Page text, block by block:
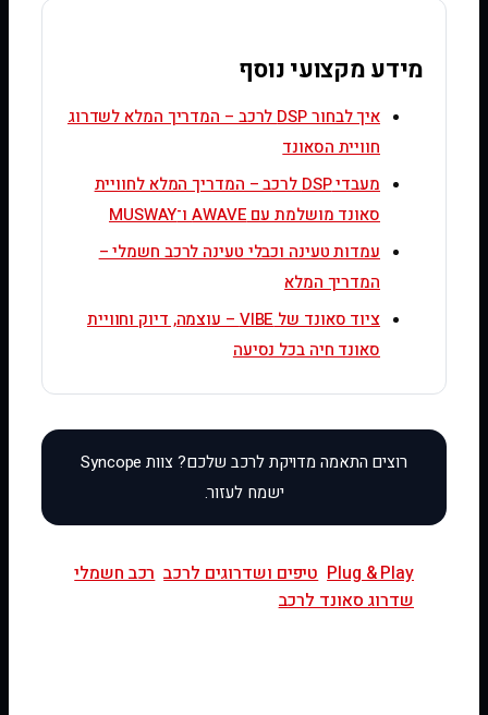
מידע מקצועי נוסף
איך לבחור DSP לרכב – המדריך המלא לשדרוג
חוויית הסאונד
מעבדי DSP לרכב – המדריך המלא לחוויית
סאונד מושלמת עם AWAVE ו־MUSWAY
עמדות טעינה וכבלי טעינה לרכב חשמלי –
המדריך המלא
ציוד סאונד של VIBE – עוצמה, דיוק וחוויית
סאונד חיה בכל נסיעה
Plug & Play טיפים ושדרוגים לרכב רכב חשמלי
שדרוג סאונד לרכב